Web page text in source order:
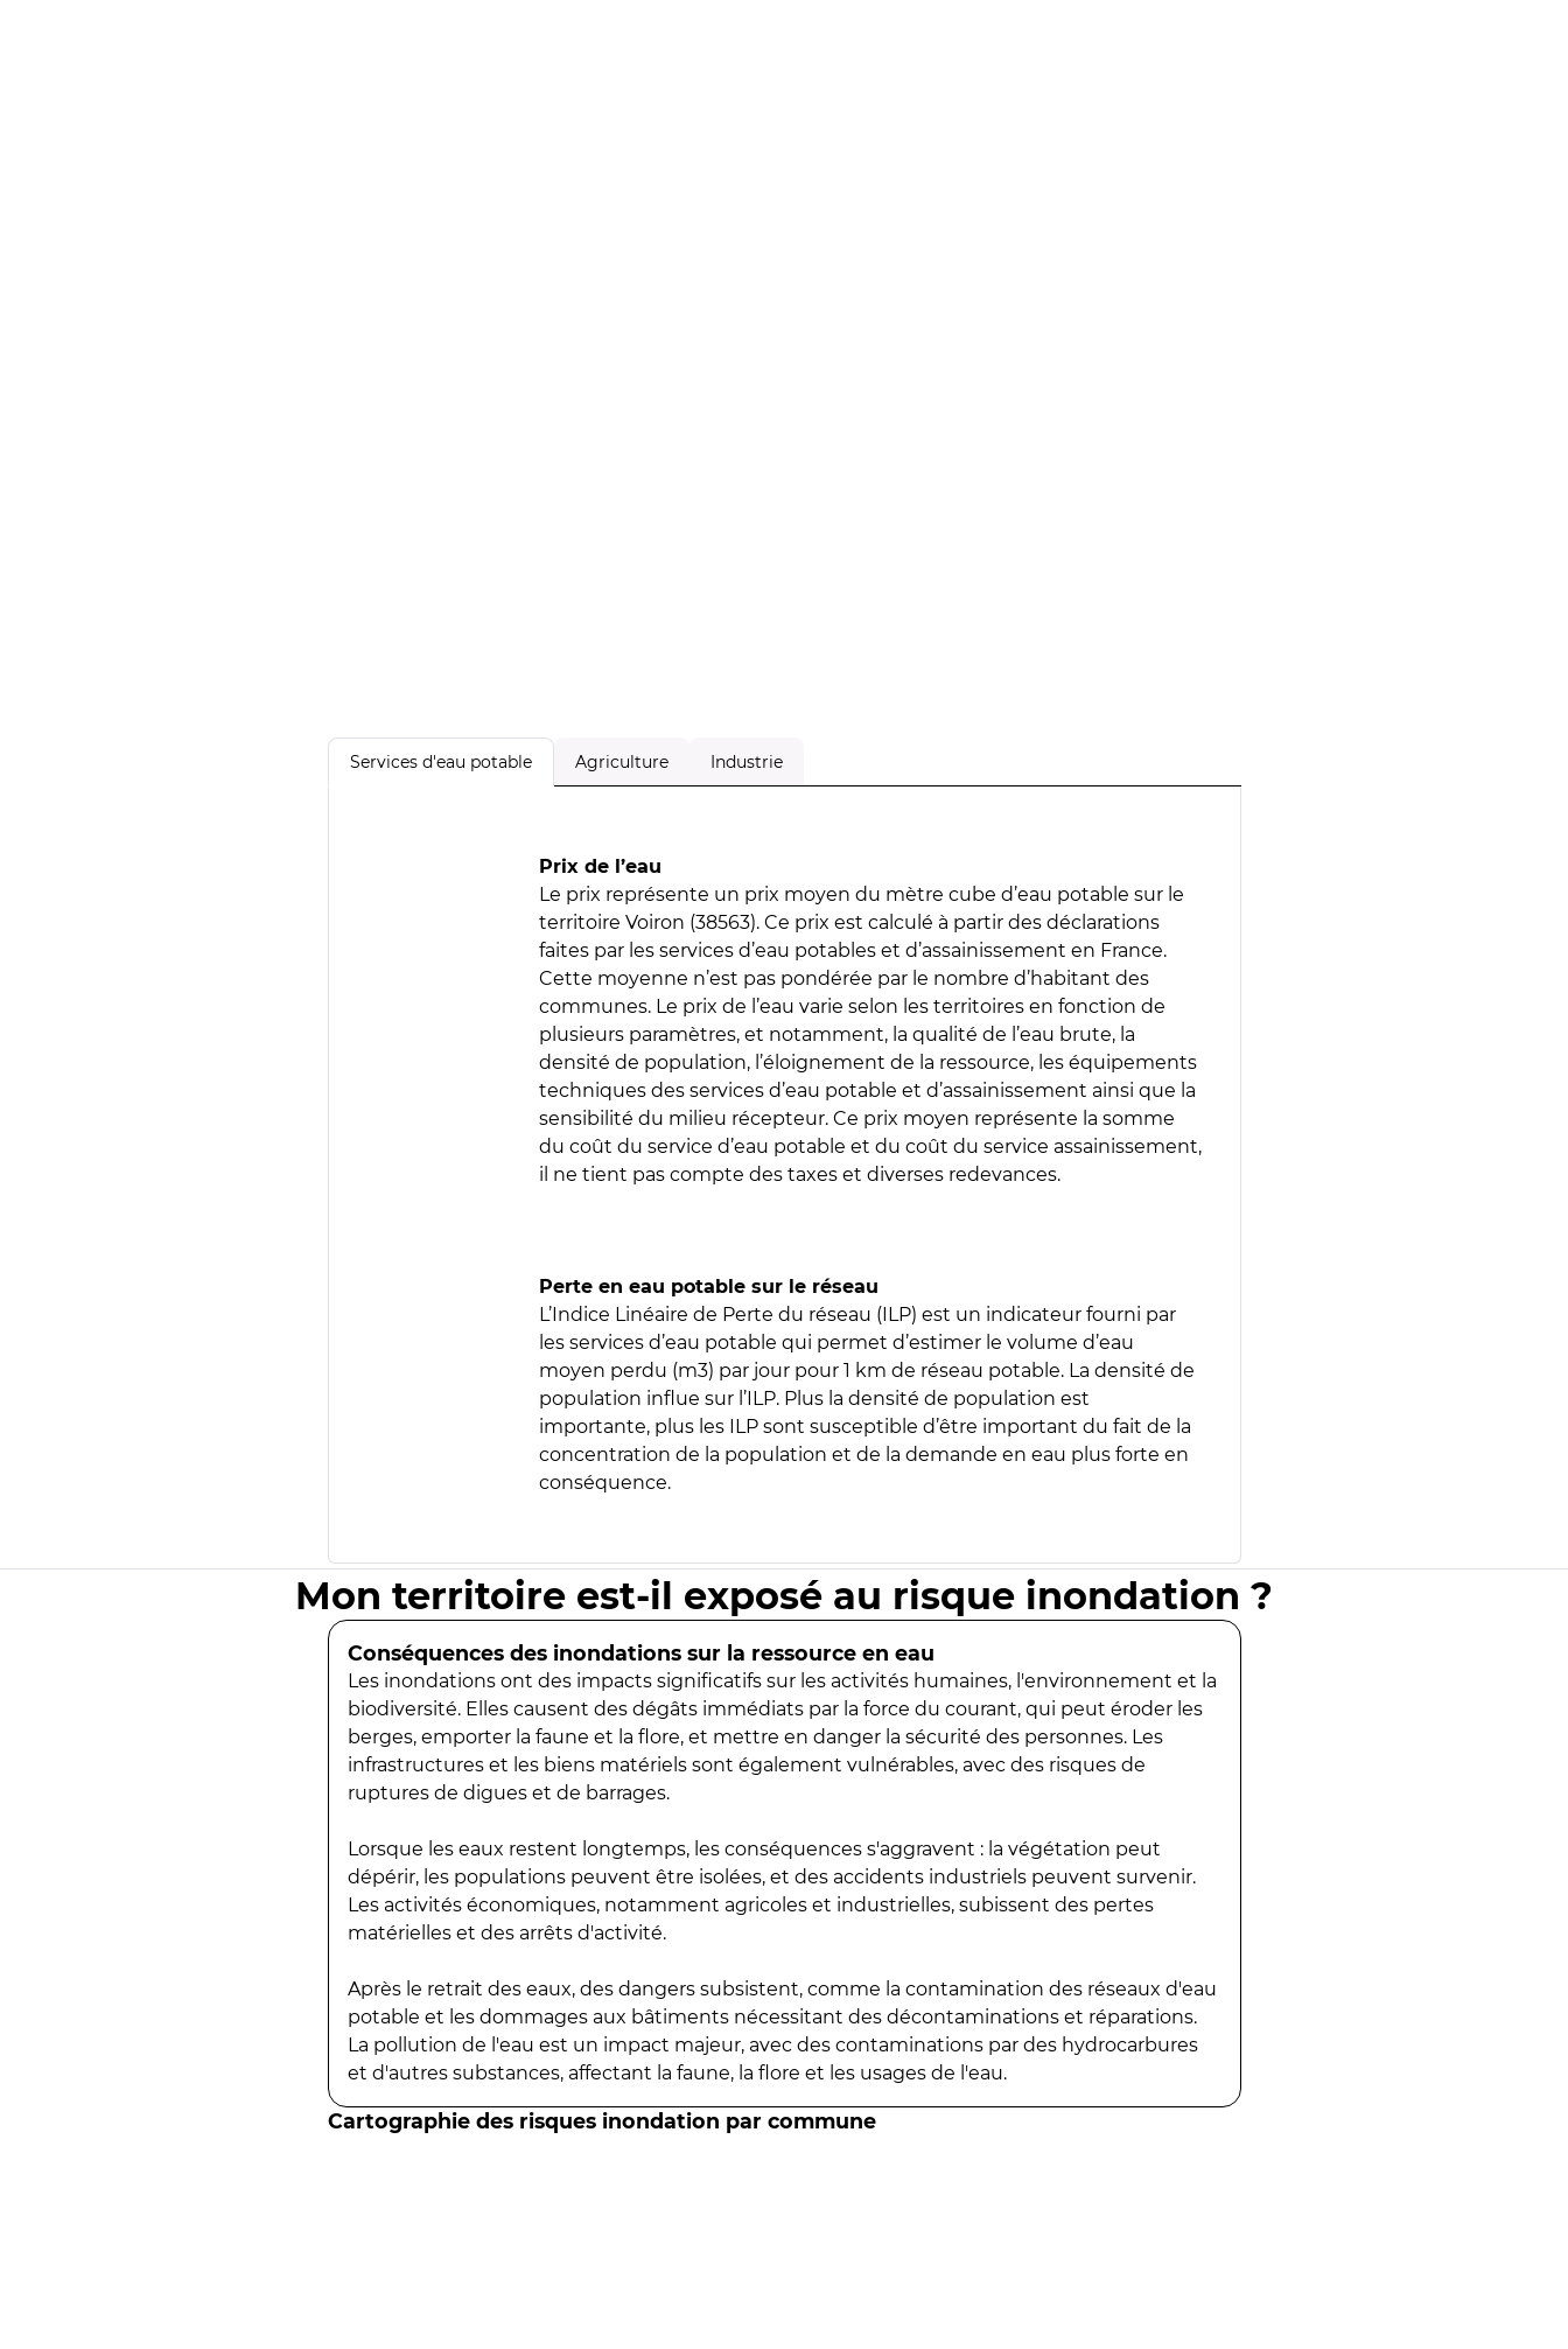
Services d'eau potable Agriculture Industrie
Prix de l’eau
Le prix représente un prix moyen du mètre cube d’eau potable sur le
territoire Voiron (38563). Ce prix est calculé à partir des déclarations
faites par les services d’eau potables et d’assainissement en France.
Cette moyenne n’est pas pondérée par le nombre d’habitant des
communes. Le prix de l’eau varie selon les territoires en fonction de
plusieurs paramètres, et notamment, la qualité de l’eau brute, la
densité de population, l’éloignement de la ressource, les équipements
techniques des services d’eau potable et d’assainissement ainsi que la
sensibilité du milieu récepteur. Ce prix moyen représente la somme
du coût du service d’eau potable et du coût du service assainissement,
il ne tient pas compte des taxes et diverses redevances.
Perte en eau potable sur le réseau
L’Indice Linéaire de Perte du réseau (ILP) est un indicateur fourni par
les services d’eau potable qui permet d’estimer le volume d’eau
moyen perdu (m3) par jour pour 1 km de réseau potable. La densité de
population influe sur l’ILP. Plus la densité de population est
importante, plus les ILP sont susceptible d’être important du fait de la
concentration de la population et de la demande en eau plus forte en
conséquence.
Mon territoire est-il exposé au risque inondation ?
Conséquences des inondations sur la ressource en eau
Les inondations ont des impacts significatifs sur les activités humaines, l'environnement et la
biodiversité. Elles causent des dégâts immédiats par la force du courant, qui peut éroder les
berges, emporter la faune et la flore, et mettre en danger la sécurité des personnes. Les
infrastructures et les biens matériels sont également vulnérables, avec des risques de
ruptures de digues et de barrages.
Lorsque les eaux restent longtemps, les conséquences s'aggravent : la végétation peut
dépérir, les populations peuvent être isolées, et des accidents industriels peuvent survenir.
Les activités économiques, notamment agricoles et industrielles, subissent des pertes
matérielles et des arrêts d'activité.
Après le retrait des eaux, des dangers subsistent, comme la contamination des réseaux d'eau
potable et les dommages aux bâtiments nécessitant des décontaminations et réparations.
La pollution de l'eau est un impact majeur, avec des contaminations par des hydrocarbures
et d'autres substances, affectant la faune, la flore et les usages de l'eau.
Cartographie des risques inondation par commune